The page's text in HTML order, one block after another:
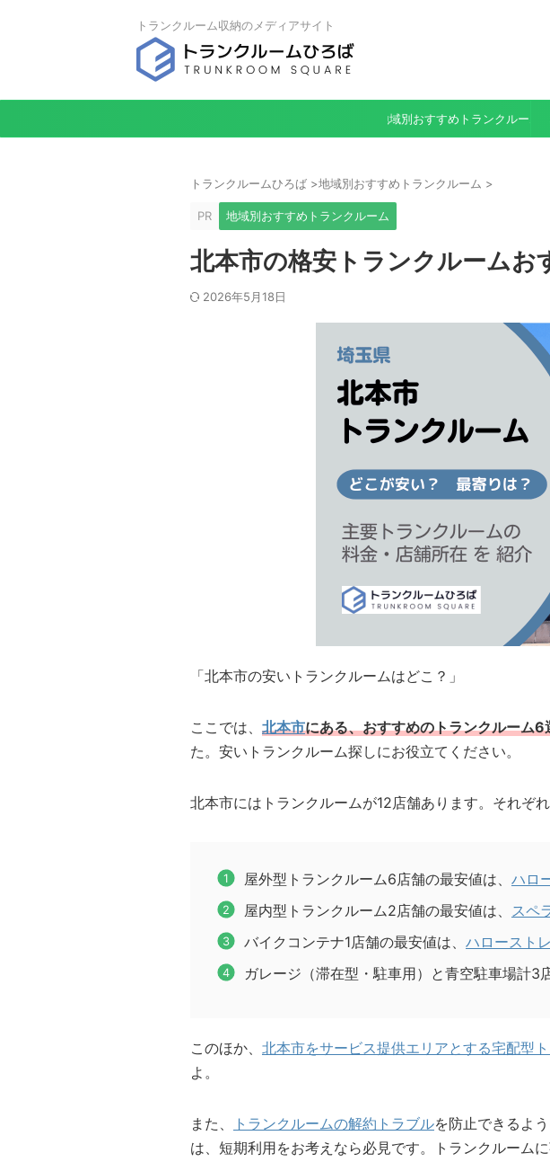
トランクルーム収納のメディアサイト
地域別おすすめトランクルーム
トランクルームひろば >地域別おすすめトランクルーム >
PR 地域別おすすめトランクルーム
北本市の格安トランクルーム
2026年5月18日
「北本市の安いトランクルームはどこ？」
ここでは、 北本市にある、おすすめのトランクルーム6
た。安いトランクルーム探しにお役立てください。
北本市にはトランクルームが12店舗あります。それぞ
屋外型トランクルーム6店舗の最安値は、 ハロ
屋内型トランクルーム2店舗の最安値は、 スペ
バイクコンテナ1店舗の最安値は、 ハロースト
ガレージ（滞在型・駐車用）と青空駐車場計3
このほか、 北本市をサービス提供エリアとする宅配型
よ。
また、 トランクルームの解約トラブルを防止できるよ
は、短期利用をお考えなら必見です。トランクルーム